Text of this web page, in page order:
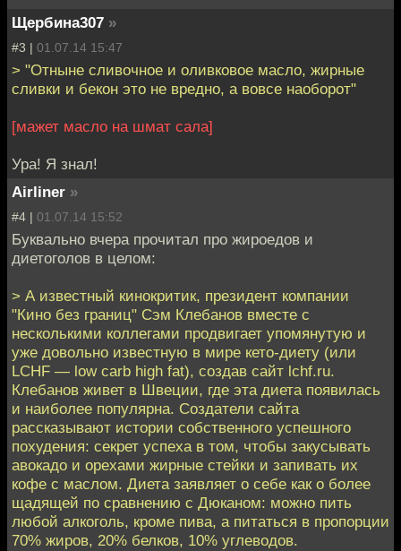
Щербина307 »
#3 | 01.07.14 15:47
> "Отныне сливочное и оливковое масло, жирные
сливки и бекон это не вредно, а вовсе наоборот"
[мажет масло на шмат сала]
Ура! Я знал!
Airliner »
#4 | 01.07.14 15:52
Буквально вчера прочитал про жироедов и
диетоголов в целом:
> А известный кинокритик, президент компании
"Кино без границ" Сэм Клебанов вместе с
несколькими коллегами продвигает упомянутую и
уже довольно известную в мире кето-диету (или
LCHF — low carb high fat), создав сайт lchf.ru.
Клебанов живет в Швеции, где эта диета появилась
и наиболее популярна. Создатели сайта
рассказывают истории собственного успешного
похудения: секрет успеха в том, чтобы закусывать
авокадо и орехами жирные стейки и запивать их
кофе с маслом. Диета заявляет о себе как о более
щадящей по сравнению с Дюканом: можно пить
любой алкоголь, кроме пива, а питаться в пропорции
70% жиров, 20% белков, 10% углеводов.